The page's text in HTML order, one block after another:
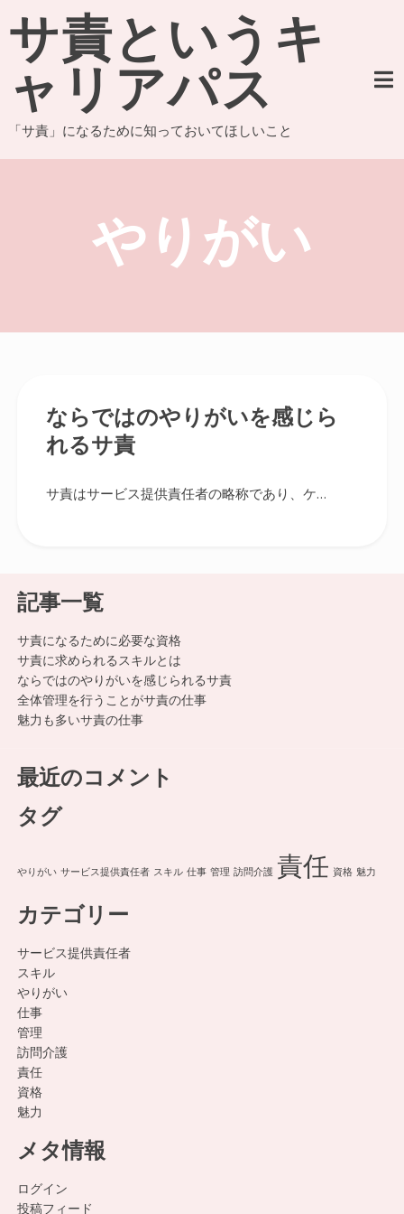
to
content
サ責というキ
ャリアパス
「サ責」になるために知っておいてほしいこと
やりがい
ならではのやりがいを感じら
れるサ責
サ責はサービス提供責任者の略称であり、ケ…
記事一覧
サ責になるために必要な資格
サ責に求められるスキルとは
ならではのやりがいを感じられるサ責
全体管理を行うことがサ責の仕事
魅力も多いサ責の仕事
最近のコメント
タグ
やりがい サービス提供責任者 スキル 仕事 管理 訪問介護 責任 資格 魅力
カテゴリー
サービス提供責任者
スキル
やりがい
仕事
管理
訪問介護
責任
資格
魅力
メタ情報
ログイン
投稿フィード